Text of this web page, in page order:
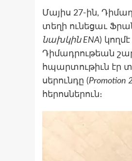
Մայիս 27-ին,
տեղի ունեցաւ
նախկին ENA)
Դիմադրութեան
հպարտութիւն էր
սերունդը (Promotion
հերոսներուն։